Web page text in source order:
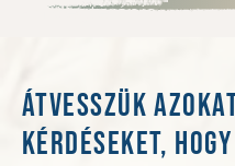
- hidegterápia
Átvesszük
kérdéseket, hogy